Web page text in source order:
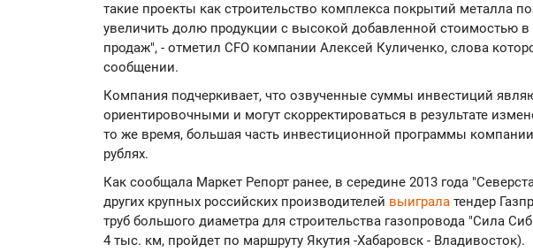
такие проекты как строительство комплекса покрытий металла
увеличить долю продукции с высокой добавленной стоимостью в
продаж", - отметил CFO компании Алексей Куличенко, слова
сообщении.
Компания подчеркивает, что озвученные суммы инвестиций
ориентировочными и могут скорректироваться в результате
то же время, большая часть инвестиционной программы
рублях.
Как сообщала Маркет Репорт ранее, в середине 2013 года
других крупных российских производителей выиграла тендер
труб большого диаметра для строительства газопровода "Сила
4 тыс. км, пройдет по маршруту Якутия -Хабаровск - Владивосток).